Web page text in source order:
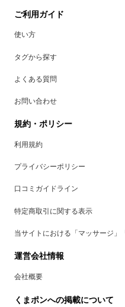
ご利用ガイド
使い方
タグから探す
よくある質問
お問い合わせ
規約・ポリシー
利用規約
プライバシーポリシー
口コミガイドライン
特定商取引に関する表示
当サイトにおける「マッサージ」
運営会社情報
会社概要
くまポンへの掲載について